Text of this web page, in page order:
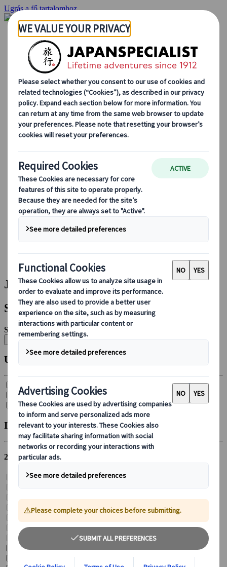
Ugrás a fő tartalomhoz
Kezdőlap
Ajánlatok
Egyéni utak
Csoportos körutazások
Egyéni autós ajánlatok
Kirándulások
Személyre szabott csoportos utazások
Japan Rail Pass
Így dolgozunk mi
Rólunk
Csapatunk
Csatlakozz csapatunkhoz
Utazási tippek évszakok szerint
Kihagyhatatlan látnivalók
Kulturális élmények
Gasztrokalandok
Japán felfedezése vonattal
Gyakori kérdések
Alapvető információk
Etikett Japánban
Vezetés Japánban
Foglalás rajtunk keresztül
Japan Rail Pass
Szállás
Online konzultáció
Japanspecialist | Találat
Szűrők
Szűrők:
Összes törlése
Utazás típusa
Csoportos körutazás ( 21 )
Egyéni autós ajánlat (4)
Egyéni út (26)
Indulás hónapja
2026
jan.
febr.
márc.
ápr.
jún.
júl.
aug.